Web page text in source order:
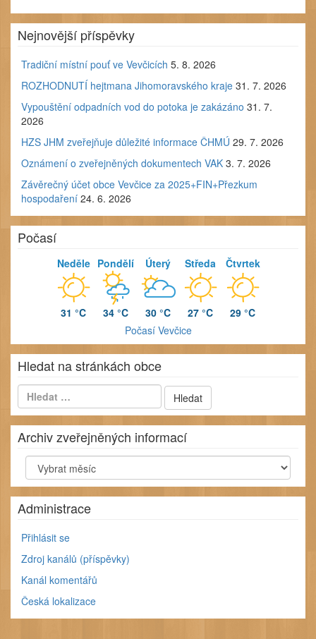
Nejnovější příspěvky
Tradiční místní pouť ve Vevčicích 5. 8. 2026
ROZHODNUTÍ hejtmana Jihomoravského kraje 31. 7. 2026
Vypouštění odpadních vod do potoka je zakázáno 31. 7.
2026
HZS JHM zveřejňuje důležité informace ČHMÚ 29. 7. 2026
Oznámení o zveřejněných dokumentech VAK 3. 7. 2026
Závěrečný účet obce Vevčice za 2025+FIN+Přezkum
hospodaření 24. 6. 2026
Počasí
Neděle
31 °C
Pondělí
34 °C
Úterý
30 °C
Středa
27 °C
Čtvrtek
29 °C
Počasí Vevčice
Hledat na stránkách obce
Archiv zveřejněných informací
Archiv
zveřejněných
informací
Administrace
Přihlásit se
Zdroj kanálů (příspěvky)
Kanál komentářů
Česká lokalizace